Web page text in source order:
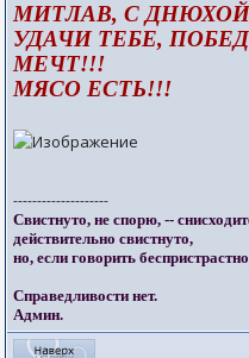
МИТЛАВ, С
УДАЧИ ТЕБЕ,
МЕЧТ!!!
МЯСО ЕСТЬ!!!
--------------------
Свистнуто, не спорю, --
действительно свистнуто,
но, если говорить
Справедливости нет.
Админ.